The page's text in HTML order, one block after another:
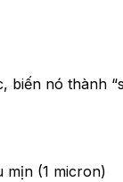
nó thành
mịn (1 micron)